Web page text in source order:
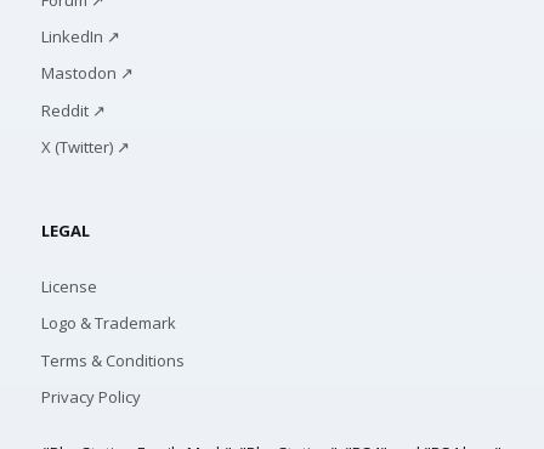
LinkedIn ↗
Mastodon ↗
Reddit ↗
X (Twitter) ↗
LEGAL
License
Logo & Trademark
Terms & Conditions
Privacy Policy